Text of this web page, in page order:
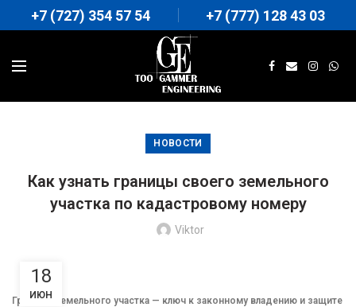
+7 (727) 354 57 54 +7 (777) 128 43 03
НОВОСТИ
Как узнать границы своего земельного
участка по кадастровому номеру
Viktor
18
ИЮН
Границы земельного участка — ключ к законному владению и защите